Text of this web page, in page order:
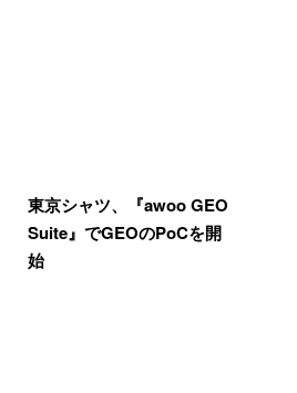
東京シャツ、『awoo GEO
Suite』でGEOのPoCを開
始